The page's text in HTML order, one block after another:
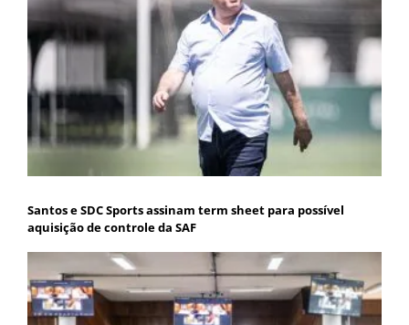
Santos e SDC Sports assinam term sheet para possível
aquisição de controle da SAF